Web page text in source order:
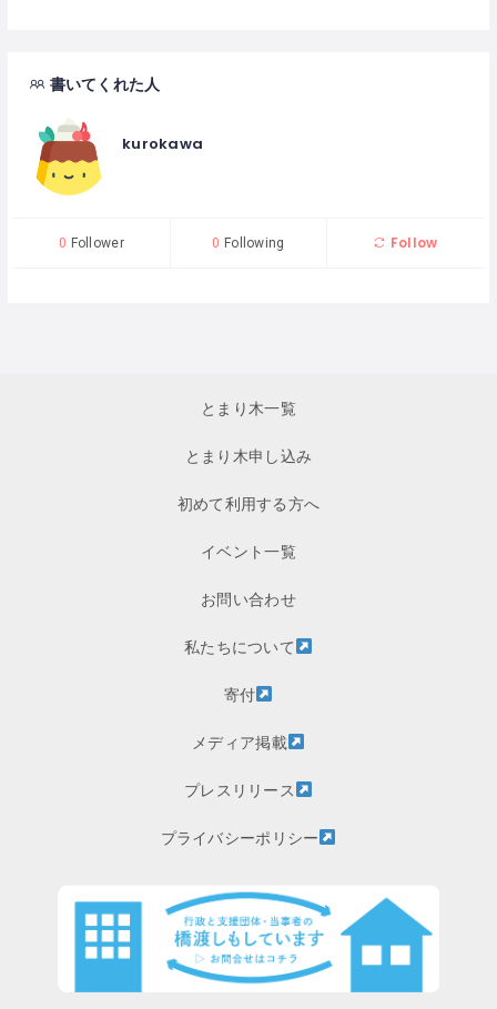
書いてくれた人
kurokawa
0 Follower 0 Following Follow
とまり木一覧
とまり木申し込み
初めて利用する方へ
イベント一覧
お問い合わせ
私たちについて
寄付
メディア掲載
プレスリリース
プライバシーポリシー